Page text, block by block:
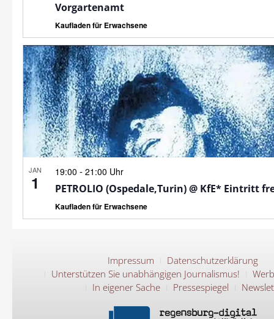
Vorgartenamt
Kaufladen für Erwachsene
JAN
1
19:00 - 21:00 Uhr
PETROLIO (Ospedale,Turin) @ KfE* Eintritt
Kaufladen für Erwachsene
Impressum
Datenschutzerklärung
Unterstützen Sie unabhängigen Journalismus!
In eigener Sache
Pressespiegel